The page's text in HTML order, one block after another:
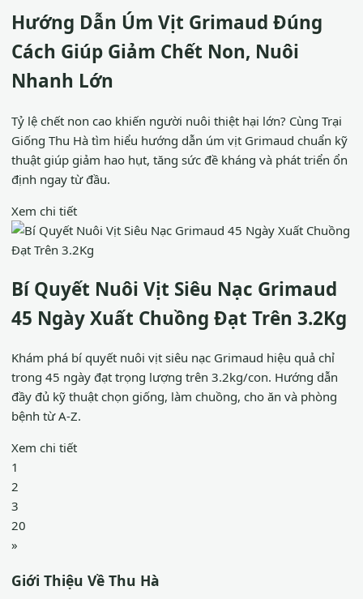
Hướng Dẫn Úm Vịt Grimaud Đúng
Cách Giúp Giảm Chết Non, Nuôi
Nhanh Lớn
Tỷ lệ chết non cao khiến người nuôi thiệt hại lớn? Cùng Trại
Giống Thu Hà tìm hiểu hướng dẫn úm vịt Grimaud chuẩn kỹ
thuật giúp giảm hao hụt, tăng sức đề kháng và phát triển ổn
định ngay từ đầu.
Xem chi tiết
Bí Quyết Nuôi Vịt Siêu Nạc Grimaud
45 Ngày Xuất Chuồng Đạt Trên 3.2Kg
Khám phá bí quyết nuôi vịt siêu nạc Grimaud hiệu quả chỉ
trong 45 ngày đạt trọng lượng trên 3.2kg/con. Hướng dẫn
đầy đủ kỹ thuật chọn giống, làm chuồng, cho ăn và phòng
bệnh từ A-Z.
Xem chi tiết
1
2
3
20
»
Giới Thiệu Về Thu Hà